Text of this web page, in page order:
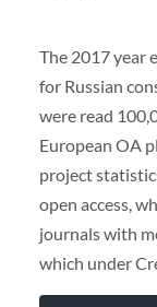
The 2017 year
for Russian
were read
European OA
project
open access,
journals with
which under